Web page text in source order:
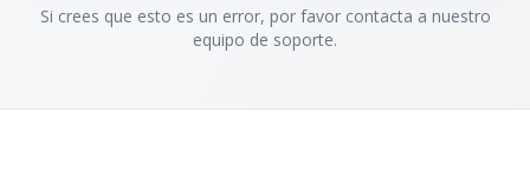
Si crees que esto es un error, por favor contacta a nuestro
equipo de soporte.